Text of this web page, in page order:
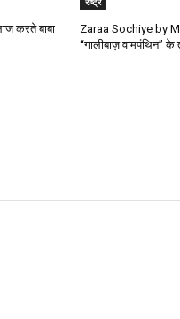
करते बाबा
Zaraa Sochiye by
“गालीबाज़ वामपंथिन”